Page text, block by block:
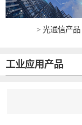
> 光通信产品
工业应用产品